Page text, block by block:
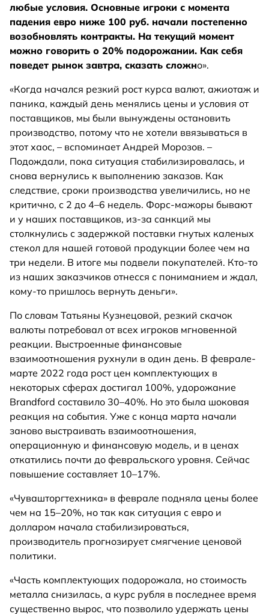
любые условия. Основные игроки с момента
падения евро ниже 100 руб. начали постепенно
возобновлять контракты. На текущий момент
можно говорить о 20% подорожании. Как себя
поведет рынок завтра, сказать сложно».
«Когда начался резкий рост курса валют, ажиотаж и
паника, каждый день менялись цены и условия от
поставщиков, мы были вынуждены остановить
производство, потому что не хотели ввязываться в
этот хаос, – вспоминает Андрей Морозов. –
Подождали, пока ситуация стабилизировалась, и
снова вернулись к выполнению заказов. Как
следствие, сроки производства увеличились, но не
критично, с 2 до 4–6 недель. Форс-мажоры бывают
и у наших поставщиков, из-за санкций мы
столкнулись с задержкой поставки гнутых каленых
стекол для нашей готовой продукции более чем на
три недели. В итоге мы подвели покупателей. Кто-то
из наших заказчиков отнесся с пониманием и ждал,
кому-то пришлось вернуть деньги».
По словам Татьяны Кузнецовой, резкий скачок
валюты потребовал от всех игроков мгновенной
реакции. Выстроенные финансовые
взаимоотношения рухнули в один день. В феврале-
марте 2022 года рост цен комплектующих в
некоторых сферах достигал 100%, удорожание
Brandford составило 30–40%. Но это была шоковая
реакция на события. Уже с конца марта начали
заново выстраивать взаимоотношения,
операционную и финансовую модель, и в ценах
откатились почти до февральского уровня. Сейчас
повышение составляет 10–17%.
«Чувашторгтехника» в феврале подняла цены более
чем на 15–20%, но так как ситуация с евро и
долларом начала стабилизироваться,
производитель прогнозирует смягчение ценовой
политики.
«Часть комплектующих подорожала, но стоимость
металла снизилась, а курс рубля в последнее время
существенно вырос, что позволило удержать цены